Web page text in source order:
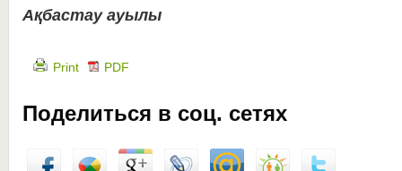
Ақбастау ауылы
Print PDF
Поделиться в соц. сетях